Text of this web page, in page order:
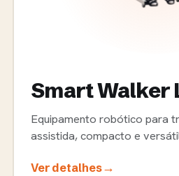
Smart Walker
Equipamento robótico para
assistida, compacto e
Ver detalhes→